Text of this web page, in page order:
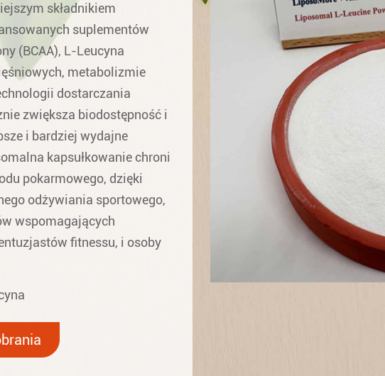
składnikiem
suplementów
(BCAA), L-Leucyna
metabolizmie
dostarczania
zwiększa biodostępność i
i bardziej wydajne
kapsułkowanie chroni
pokarmowego, dzięki
odżywiania sportowego,
wspomagających
fitnessu, i osoby